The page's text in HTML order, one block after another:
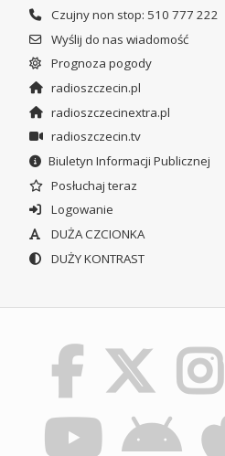
Czujny non stop: 510 777 222
Wyślij do nas wiadomość
Prognoza pogody
radioszczecin.pl
radioszczecinextra.pl
radioszczecin.tv
Biuletyn Informacji Publicznej
Posłuchaj teraz
Logowanie
DUŻA CZCIONKA
DUŻY KONTRAST